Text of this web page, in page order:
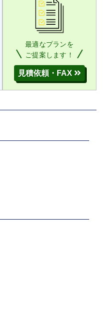
最適なプランを
ご提案します！
見積依頼・FAX